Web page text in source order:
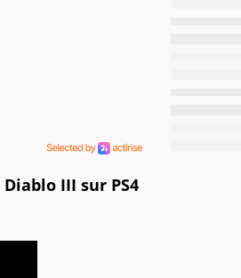
Diablo III sur PS4